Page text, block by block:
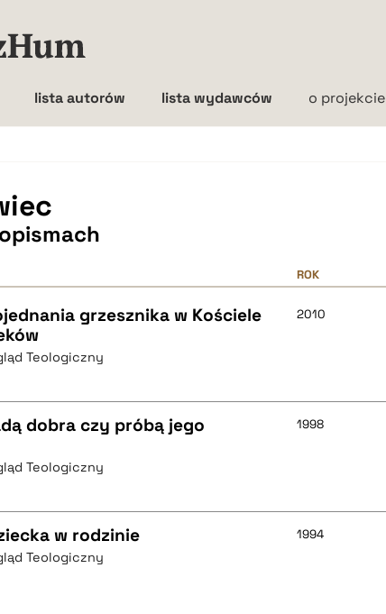
lista autorów lista wydawców o projekcie
ROK
grzesznika w Kościele
Teologiczny
2010
dobra czy próbą jego
Teologiczny
1998
w rodzinie
Teologiczny
1994